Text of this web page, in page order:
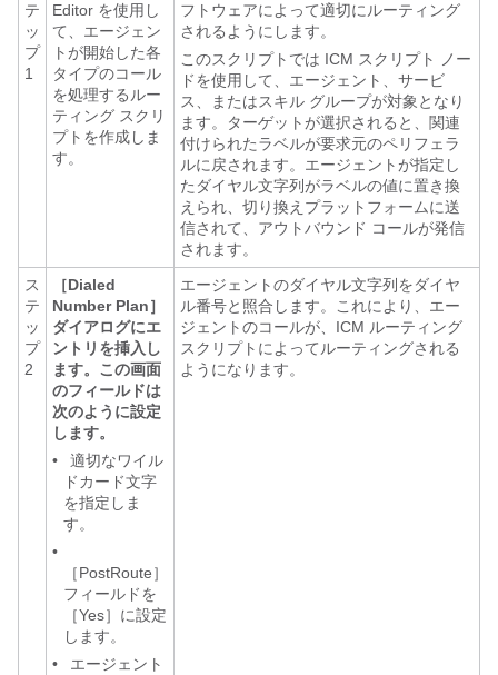
テ
ッ
プ
1
Editor を使用し
て、エージェン
トが開始した各
タイプのコール
を処理するルー
ティング スクリ
プトを作成しま
す。
フトウェアによって適切にルーティング
されるようにします。
このスクリプトでは ICM スクリプト ノー
ドを使用して、エージェント、サービ
ス、またはスキル グループが対象となり
ます。ターゲットが選択されると、関連
付けられたラベルが要求元のペリフェラ
ルに戻されます。エージェントが指定し
たダイヤル文字列がラベルの値に置き換
えられ、切り換えプラットフォームに送
信されて、アウトバウンド コールが発信
されます。
ス
テ
ッ
プ
2
［Dialed
Number Plan］
ダイアログにエ
ントリを挿入し
ます。この画面
のフィールドは
次のように設定
します。
•
適切なワイル
ドカード文字
を指定しま
す。
•
［PostRoute］
フィールドを
［Yes］に設定
します。
•
エージェント
エージェントのダイヤル文字列をダイヤ
ル番号と照合します。これにより、エー
ジェントのコールが、ICM ルーティング
スクリプトによってルーティングされる
ようになります。